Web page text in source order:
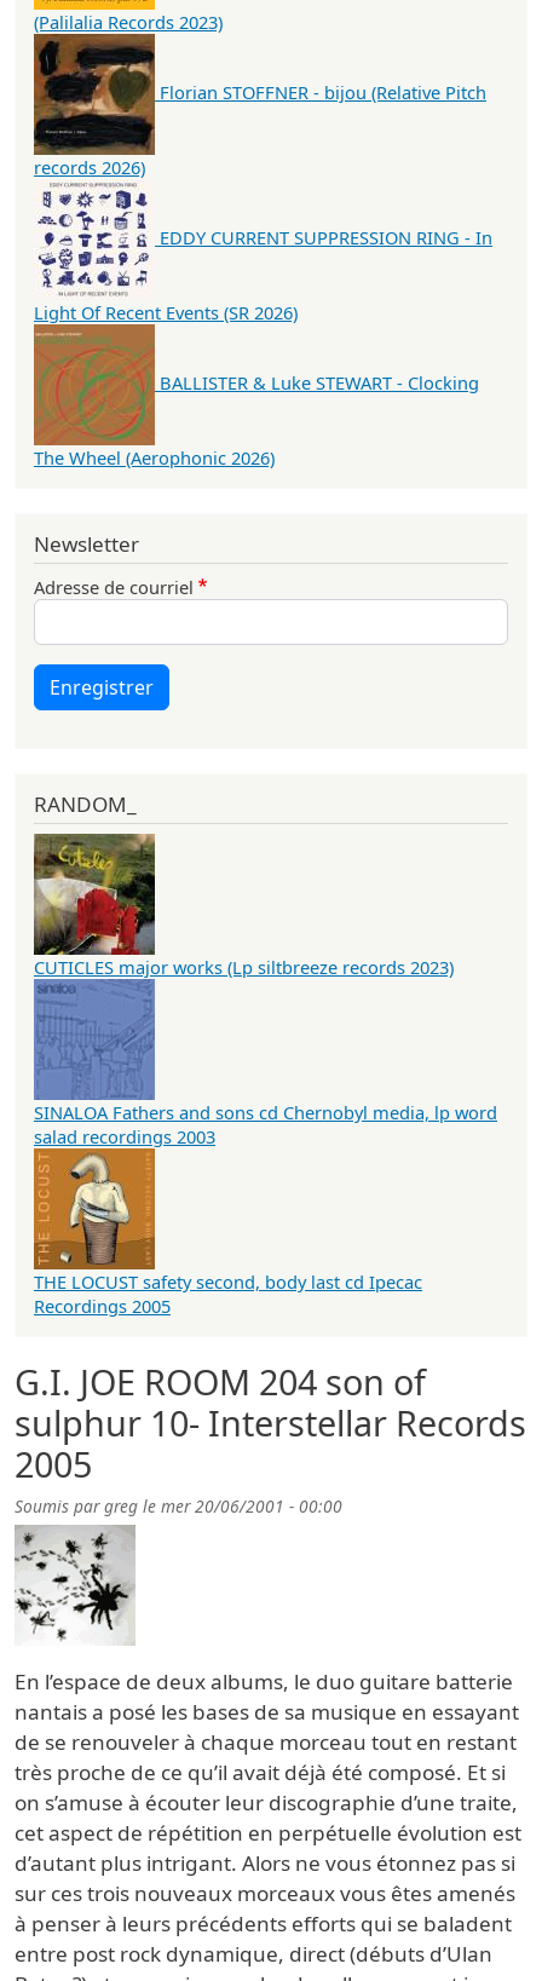
G.I. JOE ROOM 204 son of
sulphur 10- Interstellar Records
2005
Soumis pargreg le mer 20/06/2001 - 00:00
En l’espace de deux albums, le duo guitare batterie
nantais a posé les bases de sa musique en essayant
de se renouveler à chaque morceau tout en restant
très proche de ce qu’il avait déjà été composé. Et si
on s’amuse à écouter leur discographie d’une traite,
cet aspect de répétition en perpétuelle évolution est
d’autant plus intrigant. Alors ne vous étonnez pas si
sur ces trois nouveaux morceaux vous êtes amenés
à penser à leurs précédents efforts qui se baladent
entre post rock dynamique, direct (débuts d’Ulan
(Palilalia Records 2023)
Florian STOFFNER - bijou (Relative Pitch
records 2026)
EDDY CURRENT SUPPRESSION RING - In
Light Of Recent Events (SR 2026)
BALLISTER & Luke STEWART - Clocking
The Wheel (Aerophonic 2026)
Newsletter
Adresse de courriel
Enregistrer
RANDOM_
CUTICLES major works (Lp siltbreeze records 2023)
SINALOA Fathers and sons cd Chernobyl media, lp word
salad recordings 2003
THE LOCUST safety second, body last cd Ipecac
Recordings 2005